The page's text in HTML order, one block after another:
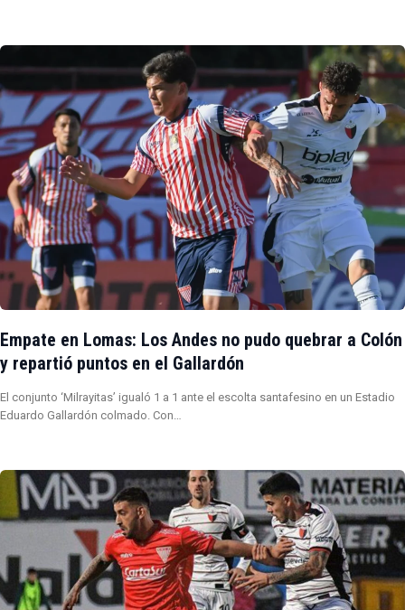
Empate en Lomas: Los Andes no pudo quebrar a Colón
y repartió puntos en el Gallardón
El conjunto ‘Milrayitas’ igualó 1 a 1 ante el escolta santafesino en un Estadio
Eduardo Gallardón colmado. Con…